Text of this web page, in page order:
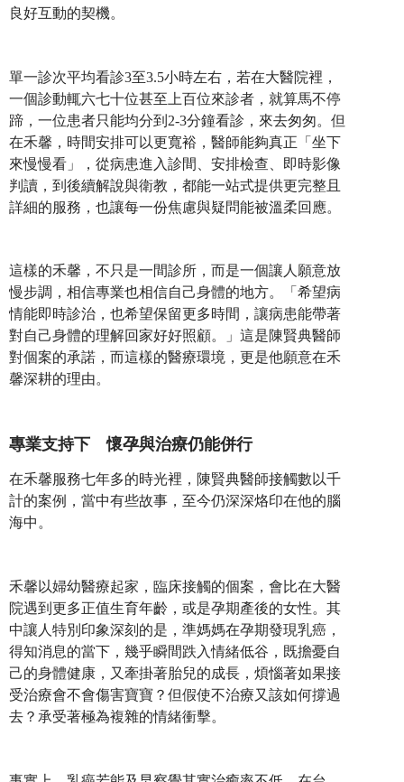
良好互動的契機。
單一診次平均看診3至3.5小時左右，若在大醫院裡，
一個診動輒六七十位甚至上百位來診者，就算馬不停
蹄，一位患者只能均分到2-3分鐘看診，來去匆匆。但
在禾馨，時間安排可以更寬裕，醫師能夠真正「坐下
來慢慢看」，從病患進入診間、安排檢查、即時影像
判讀，到後續解說與衛教，都能一站式提供更完整且
詳細的服務，也讓每一份焦慮與疑問能被溫柔回應。
這樣的禾馨，不只是一間診所，而是一個讓人願意放
慢步調，相信專業也相信自己身體的地方。「希望病
情能即時診治，也希望保留更多時間，讓病患能帶著
對自己身體的理解回家好好照顧。」這是陳賢典醫師
對個案的承諾，而這樣的醫療環境，更是他願意在禾
馨深耕的理由。
專業支持下 懷孕與治療仍能併行
在禾馨服務七年多的時光裡，陳賢典醫師接觸數以千
計的案例，當中有些故事，至今仍深深烙印在他的腦
海中。
禾馨以婦幼醫療起家，臨床接觸的個案，會比在大醫
院遇到更多正值生育年齡，或是孕期產後的女性。其
中讓人特別印象深刻的是，準媽媽在孕期發現乳癌，
得知消息的當下，幾乎瞬間跌入情緒低谷，既擔憂自
己的身體健康，又牽掛著胎兒的成長，煩惱著如果接
受治療會不會傷害寶寶？但假使不治療又該如何撐過
去？承受著極為複雜的情緒衝擊。